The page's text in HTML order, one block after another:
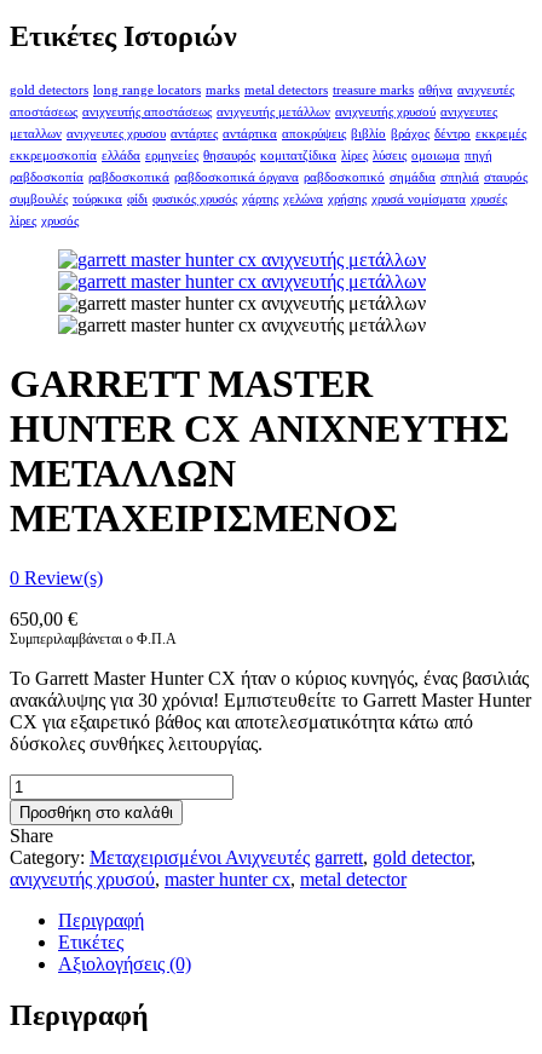
Ετικέτες Ιστοριών
gold detectors long range locators marks metal detectors treasure marks αθήνα ανιχνευτές
αποστάσεως ανιχνευτής αποστάσεως ανιχνευτής μετάλλων ανιχνευτής χρυσού ανιχνευτες
μεταλλων ανιχνευτες χρυσου αντάρτες αντάρτικα αποκρύψεις βιβλίο βράχος δέντρο εκκρεμές
εκκρεμοσκοπία ελλάδα ερμηνείες θησαυρός κομιτατζίδικα λίρες λύσεις ομοιωμα πηγή
ραβδοσκοπία ραβδοσκοπικά ραβδοσκοπικά όργανα ραβδοσκοπικό σημάδια σπηλιά σταυρός
συμβουλές τούρκικα φίδι φυσικός χρυσός χάρτης χελώνα χρήσης χρυσά νομίσματα χρυσές
λίρες χρυσός
GARRETT MASTER
HUNTER CX ΑΝΙΧΝΕΥΤΗΣ
ΜΕΤΑΛΛΩΝ
ΜΕΤΑΧΕΙΡΙΣΜΕΝΟΣ
0 Review(s)
650,00 €
Συμπεριλαμβάνεται ο Φ.Π.Α
Το Garrett Master Hunter CX ήταν ο κύριος κυνηγός, ένας βασιλιάς
ανακάλυψης για 30 χρόνια! Εμπιστευθείτε το Garrett Master Hunter
CX για εξαιρετικό βάθος και αποτελεσματικότητα κάτω από
δύσκολες συνθήκες λειτουργίας.
GARRETT
MASTER
HUNTER
CX
ΑΝΙΧΝΕΥΤΗΣ
ΜΕΤΑΛΛΩΝ
ΜΕΤΑΧΕΙΡΙΣΜΕΝΟΣ
ποσότητα
Προσθήκη στο καλάθι
Share
Category: Μεταχειρισμένοι Ανιχνευτές garrett, gold detector,
ανιχνευτής χρυσού, master hunter cx, metal detector
Περιγραφή
Ετικέτες
Αξιολογήσεις (0)
Περιγραφή